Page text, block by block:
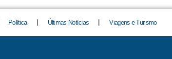
Política Últimas Notícias Viagens e Turismo